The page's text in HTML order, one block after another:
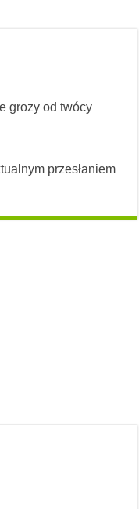
grozy od twócy
przesłaniem